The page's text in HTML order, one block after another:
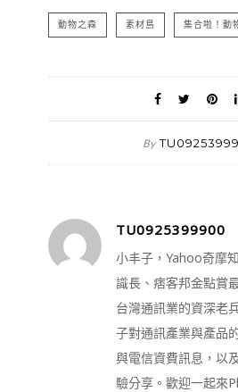
動物之森 素材島 集合啦！動
By
TU0925399900
小丰子，Yahoo奇摩
識長、痞客邦金點賞
台灣通訊業的資深老
子對通訊產業與產品
與電信資費訊息，以
驗分享。歡迎一起來